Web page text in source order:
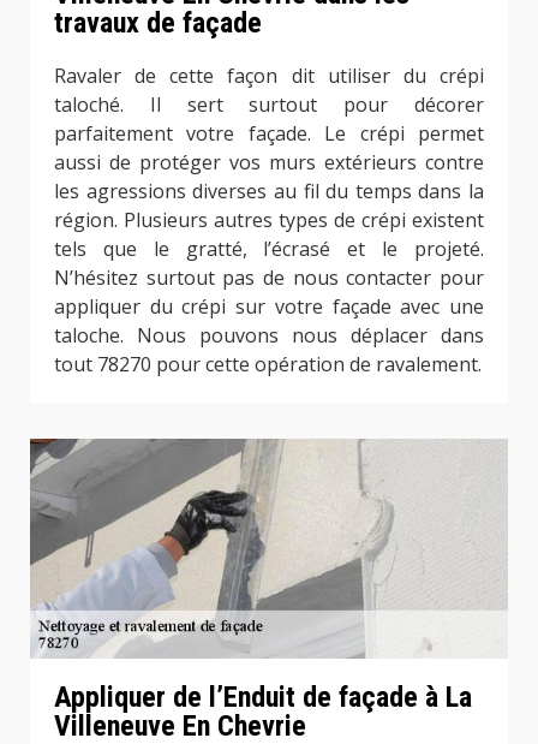
travaux de façade
Ravaler de cette façon dit utiliser du crépi
taloché. Il sert surtout pour décorer
parfaitement votre façade. Le crépi permet
aussi de protéger vos murs extérieurs contre
les agressions diverses au fil du temps dans la
région. Plusieurs autres types de crépi existent
tels que le gratté, l’écrasé et le projeté.
N’hésitez surtout pas de nous contacter pour
appliquer du crépi sur votre façade avec une
taloche. Nous pouvons nous déplacer dans
tout 78270 pour cette opération de ravalement.
Appliquer de l’Enduit de façade à La
Villeneuve En Chevrie